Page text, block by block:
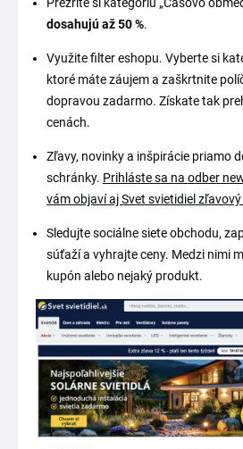
dosahujú až 50 %.
Využite filter eshopu. Vyberte si
ktoré máte záujem a zaškrtnite
dopravou zadarmo. Získate tak
cenách.
Zľavy, novinky a inšpirácie priamo
schránky. Prihláste sa na odber
vám objaví aj Svet svietidiel zľavový
Sledujte sociálne siete obchodu,
súťaží a vyhrajte ceny. Medzi nimi
kupón alebo nejaký produkt.